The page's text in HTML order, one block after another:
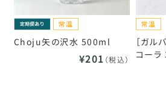
Choju矢の沢水 500ml
¥201 （税込）
［ガル
コー